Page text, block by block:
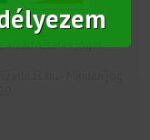
árváltoztatás jogát